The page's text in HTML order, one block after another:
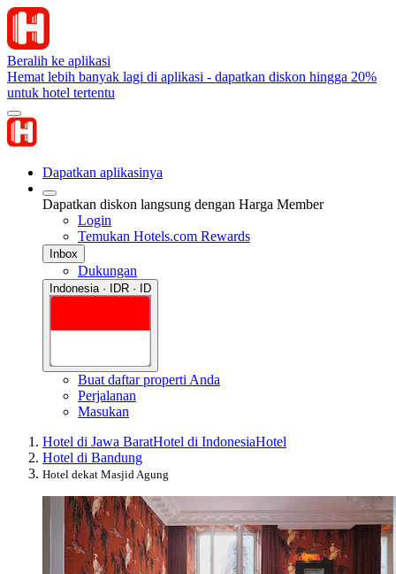
Beralih ke aplikasi
Hemat lebih banyak lagi di aplikasi - dapatkan diskon hingga 20%
untuk hotel tertentu
Dapatkan aplikasinya
Dapatkan diskon langsung dengan Harga Member
Login
Temukan Hotels.com Rewards
Inbox
Dukungan
Indonesia · IDR · ID
Buat daftar properti Anda
Perjalanan
Masukan
Hotel di Jawa BaratHotel di IndonesiaHotel
Hotel di Bandung
Hotel dekat Masjid Agung